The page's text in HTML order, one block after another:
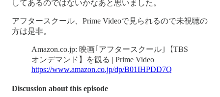
してあるのではないかなあと思いました。
アフタースクール、Prime Videoで見られるので未視聴の
方は是非。
Amazon.co.jp: 映画｢アフタースクール｣【TBS
オンデマンド】を観る | Prime Video
https://www.amazon.co.jp/dp/B01IHPDD7Q
Discussion about this episode